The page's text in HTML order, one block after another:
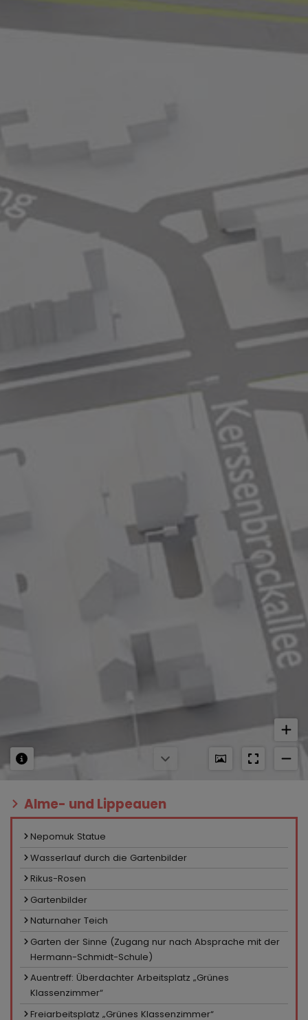
Alme- und Lippeauen
Nepomuk Statue
Wasserlauf durch die Gartenbilder
Rikus-Rosen
Gartenbilder
Naturnaher Teich
Garten der Sinne (Zugang nur nach Absprache mit der
Hermann-Schmidt-Schule)
Auentreff: Überdachter Arbeitsplatz „Grünes
Klassenzimmer“
Freiarbeitsplatz „Grünes Klassenzimmer“